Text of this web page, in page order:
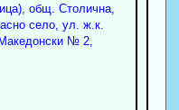
, общ. Столична,
село, ул. ж.к.
№ 2,